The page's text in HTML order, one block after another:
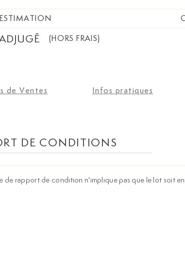
ESTIMATION
(HORS FRAIS)
de Ventes Infos pratiques
DE CONDITIONS
de rapport de condition n'implique pas que le lot soit